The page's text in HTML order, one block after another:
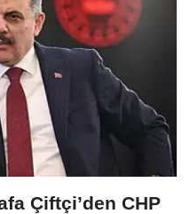
Çiftçi’den CHP